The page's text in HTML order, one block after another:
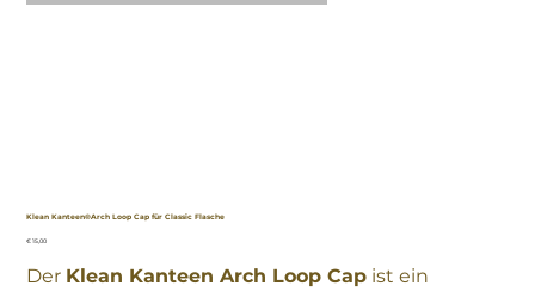
Klean Kanteen®Arch Loop Cap für Classic Flasche
Preis
€ 15,00
Der Klean Kanteen Arch Loop Cap ist ein